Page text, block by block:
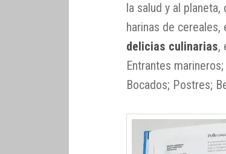
la salud y al
harinas de
delicias culinarias,
Entrantes
Bocados; Postres;